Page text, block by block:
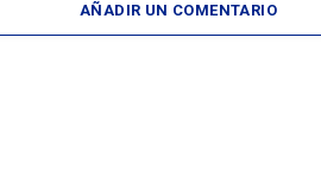
AÑADIR UN COMENTARIO